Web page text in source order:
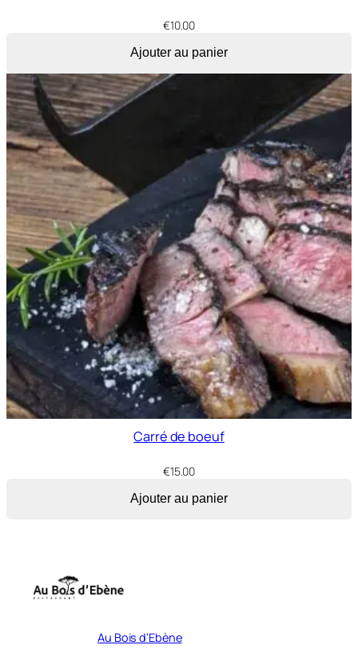
€10.00
Ajouter au panier
Carré de boeuf
€15.00
Ajouter au panier
Au Bois d'Ebène